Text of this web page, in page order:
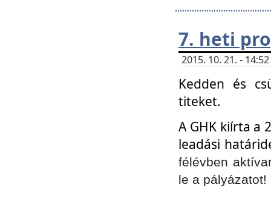
7. heti
2015. 10. 21. -
Kedden és
titeket.
A GHK kiírta a
leadási
félévben
le a pályázatot!